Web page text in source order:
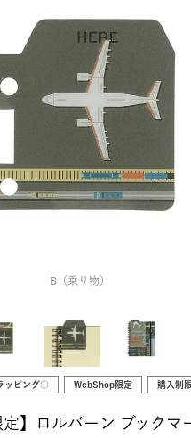
B（乗り物）
ッピング○ WebShop限定 購入制
定】ロルバーン ブックマ